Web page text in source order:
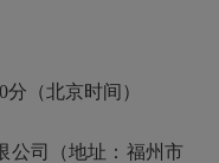
（北京时间）
司（地址：福州市